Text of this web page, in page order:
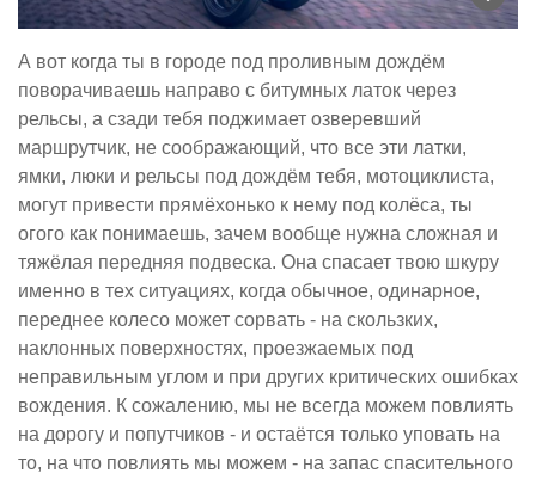
А вот когда ты в городе под проливным дождём
поворачиваешь направо с битумных латок через
рельсы, а сзади тебя поджимает озверевший
маршрутчик, не соображающий, что все эти латки,
ямки, люки и рельсы под дождём тебя, мотоциклиста,
могут привести прямёхонько к нему под колёса, ты
огого как понимаешь, зачем вообще нужна сложная и
тяжёлая передняя подвеска. Она спасает твою шкуру
именно в тех ситуациях, когда обычное, одинарное,
переднее колесо может сорвать - на скользких,
наклонных поверхностях, проезжаемых под
неправильным углом и при других критических ошибках
вождения. К сожалению, мы не всегда можем повлиять
на дорогу и попутчиков - и остаётся только уповать на
то, на что повлиять мы можем - на запас спасительного